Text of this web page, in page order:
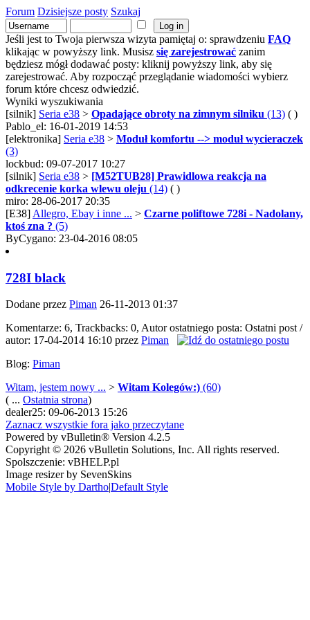
Forum Dzisiejsze posty Szukaj
Jeśli jest to Twoja pierwsza wizyta pamiętaj o: sprawdzeniu FAQ
klikając w powyższy link. Musisz się zarejestrować zanim
będziesz mógł dodawać posty: kliknij powyższy link, aby się
zarejestrować. Aby rozpocząć przeglądanie wiadomości wybierz
forum które chcesz odwiedzić.
Wyniki wyszukiwania
[silnik] Seria e38 > Opadające obroty na zimnym silniku (13) ( )
Pablo_el: 16-01-2019 14:53
[elektronika] Seria e38 > Moduł komfortu --> moduł wycieraczek
(3)
lockbud: 09-07-2017 10:27
[silnik] Seria e38 > [M52TUB28] Prawidlowa reakcja na
odkrecenie korka wlewu oleju (14) ( )
miro: 28-06-2017 20:35
[E38] Allegro, Ebay i inne ... > Czarne poliftowe 728i - Nadolany,
ktoś zna ? (5)
ByCygano: 23-04-2016 08:05
728I black
Dodane przez Piman 26-11-2013 01:37
Komentarze: 6, Trackbacks: 0, Autor ostatniego posta: Ostatni post /
autor: 17-04-2014 16:10 przez Piman
Blog: Piman
Witam, jestem nowy ... > Witam Kolegów:) (60)
( ... Ostatnia strona)
dealer25: 09-06-2013 15:26
Zaznacz wszystkie fora jako przeczytane
Powered by vBulletin® Version 4.2.5
Copyright © 2026 vBulletin Solutions, Inc. All rights reserved.
Spolszczenie: vBHELP.pl
Image resizer by SevenSkins
Mobile Style by Dartho|Default Style